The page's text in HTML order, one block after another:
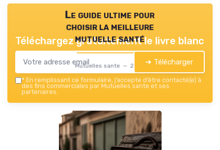
Le guide ultime pour
choisir la meilleure
mutuelle santé
Mutuelles sante — 2026
Téléchargez gratuitement le livre blanc
➔ Télécharger
* En remplissant ce formulaire, j’accepte d’être contacté(e) à
des fins commerciales par Mutuelles sante et ses
partenaires.